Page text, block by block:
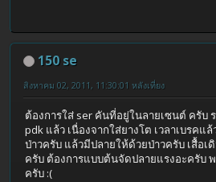
150 se
สิงหาคม 02, 2011, 11:30:01 หลังเที่ยง
ต้องการใส่ ser คันที่อยู่ในลายเซนต์ ครับ
pdk แล้ว เนื่องจากใส่ยางโต เวลาเบรค
ป่าวครับ แล้วมีปลายให้ด้วยป่าวครับ เสื้อเ
ครับ ต้องการแบบต้นจัดปลายแรงอะครับ
ครับ :(